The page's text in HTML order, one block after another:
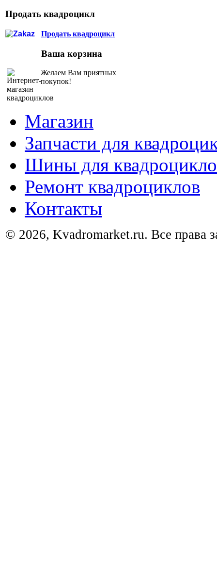
Продать квадроцикл
Продать квадроцикл
Ваша корзина
Желаем Вам приятных
покупок!
Магазин
Запчасти для
Шины для
Ремонт квадроциклов
Контакты
© 2026, Kvadromarket.ru. Все права